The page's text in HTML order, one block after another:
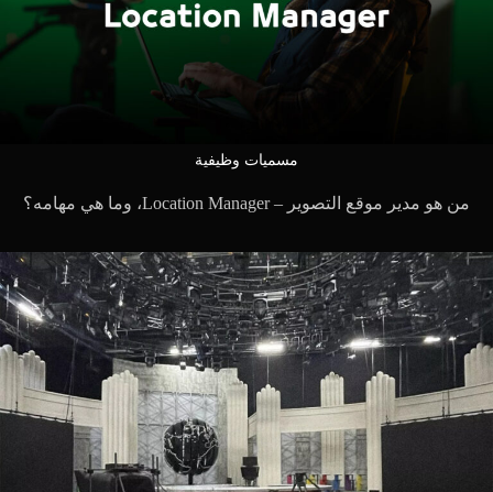
مسميات وظيفية
من هو مدير موقع التصوير – Location Manager، وما هي مهامه؟